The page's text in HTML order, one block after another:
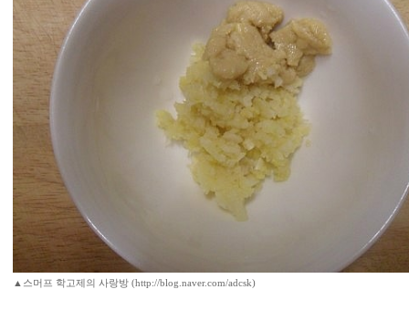
▲스머프 학고제의 사랑방 (http://blog.naver.com/adcsk)